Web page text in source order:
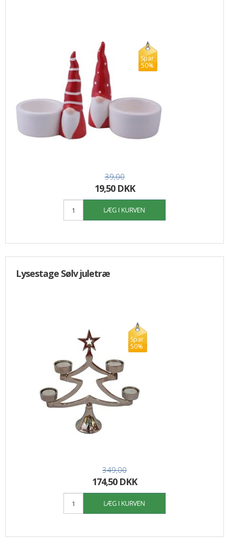
Spar
50%
39,00
19,50 DKK
Lysestage Sølv juletræ
Spar
50%
349,00
174,50 DKK